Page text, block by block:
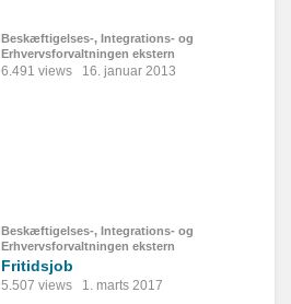
Beskæftigelses-, Integrations- og
Erhvervsforvaltningen ekstern
6.491 views 16. januar 2013
Beskæftigelses-, Integrations- og
Erhvervsforvaltningen ekstern
Fritidsjob
5.507 views 1. marts 2017